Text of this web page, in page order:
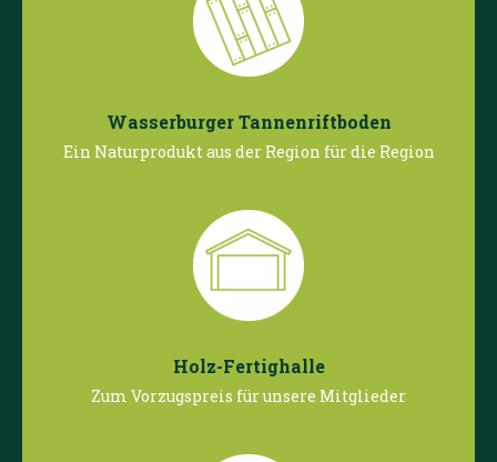
Wasserburger Tannenriftboden
Ein Naturprodukt aus der Region für die Region
Holz-Fertighalle
Zum Vorzugspreis für unsere Mitglieder